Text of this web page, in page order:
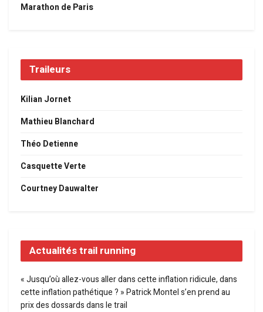
Marathon de Paris
Traileurs
Kilian Jornet
Mathieu Blanchard
Théo Detienne
Casquette Verte
Courtney Dauwalter
Actualités trail running
« Jusqu’où allez-vous aller dans cette inflation ridicule, dans
cette inflation pathétique ? » Patrick Montel s’en prend au
prix des dossards dans le trail